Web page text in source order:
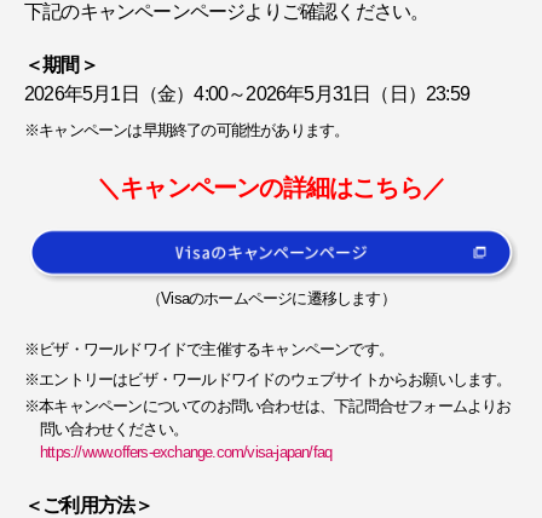
下記のキャンペーンページよりご確認ください。
＜期間＞
2026年5月1日（金）4:00～2026年5月31日（日）23:59
※キャンペーンは早期終了の可能性があります。
＼キャンペーンの詳細はこちら／
（Visaのホームページに遷移します）
※ビザ・ワールドワイドで主催するキャンペーンです。
※エントリーはビザ・ワールドワイドのウェブサイトからお願いします。
※本キャンペーンについてのお問い合わせは、下記問合せフォームよりお
問い合わせください。
https://www.offers-exchange.com/visa-japan/faq
＜ご利用方法＞